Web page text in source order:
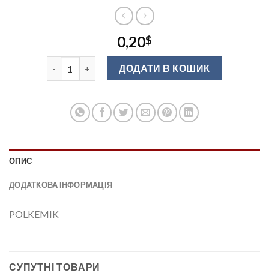
0,20$
Крайка АВС 22*0,45 Дуб сонома табак(трюфель) 02/6
ДОДАТИ В КОШИК
ОПИС
ДОДАТКОВА ІНФОРМАЦІЯ
POLKEMIK
СУПУТНІ ТОВАРИ